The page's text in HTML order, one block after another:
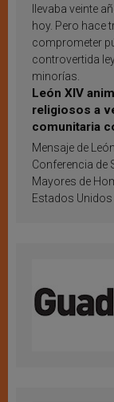
llevaba veinte
hoy. Pero hace
comprometer
controvertida
minorías.
León XIV
religiosos a
comunitaria
inspiración y
Mensaje de
Conferencia de
Mayores de
Estados Unidos